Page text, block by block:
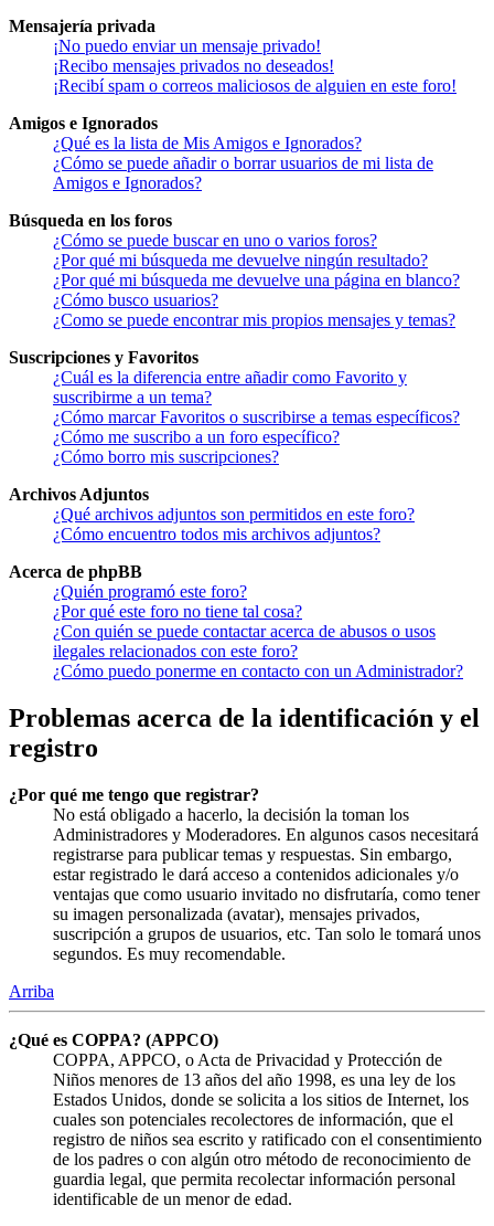
Mensajería privada
¡No puedo enviar un mensaje privado!
¡Recibo mensajes privados no deseados!
¡Recibí spam o correos maliciosos de alguien en este foro!
Amigos e Ignorados
¿Qué es la lista de Mis Amigos e Ignorados?
¿Cómo se puede añadir o borrar usuarios de mi lista de
Amigos e Ignorados?
Búsqueda en los foros
¿Cómo se puede buscar en uno o varios foros?
¿Por qué mi búsqueda me devuelve ningún resultado?
¿Por qué mi búsqueda me devuelve una página en blanco?
¿Cómo busco usuarios?
¿Como se puede encontrar mis propios mensajes y temas?
Suscripciones y Favoritos
¿Cuál es la diferencia entre añadir como Favorito y
suscribirme a un tema?
¿Cómo marcar Favoritos o suscribirse a temas específicos?
¿Cómo me suscribo a un foro específico?
¿Cómo borro mis suscripciones?
Archivos Adjuntos
¿Qué archivos adjuntos son permitidos en este foro?
¿Cómo encuentro todos mis archivos adjuntos?
Acerca de phpBB
¿Quién programó este foro?
¿Por qué este foro no tiene tal cosa?
¿Con quién se puede contactar acerca de abusos o usos
ilegales relacionados con este foro?
¿Cómo puedo ponerme en contacto con un Administrador?
Problemas acerca de la identificación y el
registro
¿Por qué me tengo que registrar?
No está obligado a hacerlo, la decisión la toman los
Administradores y Moderadores. En algunos casos necesitará
registrarse para publicar temas y respuestas. Sin embargo,
estar registrado le dará acceso a contenidos adicionales y/o
ventajas que como usuario invitado no disfrutaría, como tener
su imagen personalizada (avatar), mensajes privados,
suscripción a grupos de usuarios, etc. Tan solo le tomará unos
segundos. Es muy recomendable.
Arriba
¿Qué es COPPA? (APPCO)
COPPA, APPCO, o Acta de Privacidad y Protección de
Niños menores de 13 años del año 1998, es una ley de los
Estados Unidos, donde se solicita a los sitios de Internet, los
cuales son potenciales recolectores de información, que el
registro de niños sea escrito y ratificado con el consentimiento
de los padres o con algún otro método de reconocimiento de
guardia legal, que permita recolectar información personal
identificable de un menor de edad.